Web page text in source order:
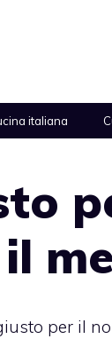
italiana
per il